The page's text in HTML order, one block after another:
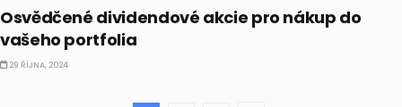
Osvědčené dividendové akcie pro nákup do
vašeho portfolia
29 ŘÍJNA, 2024